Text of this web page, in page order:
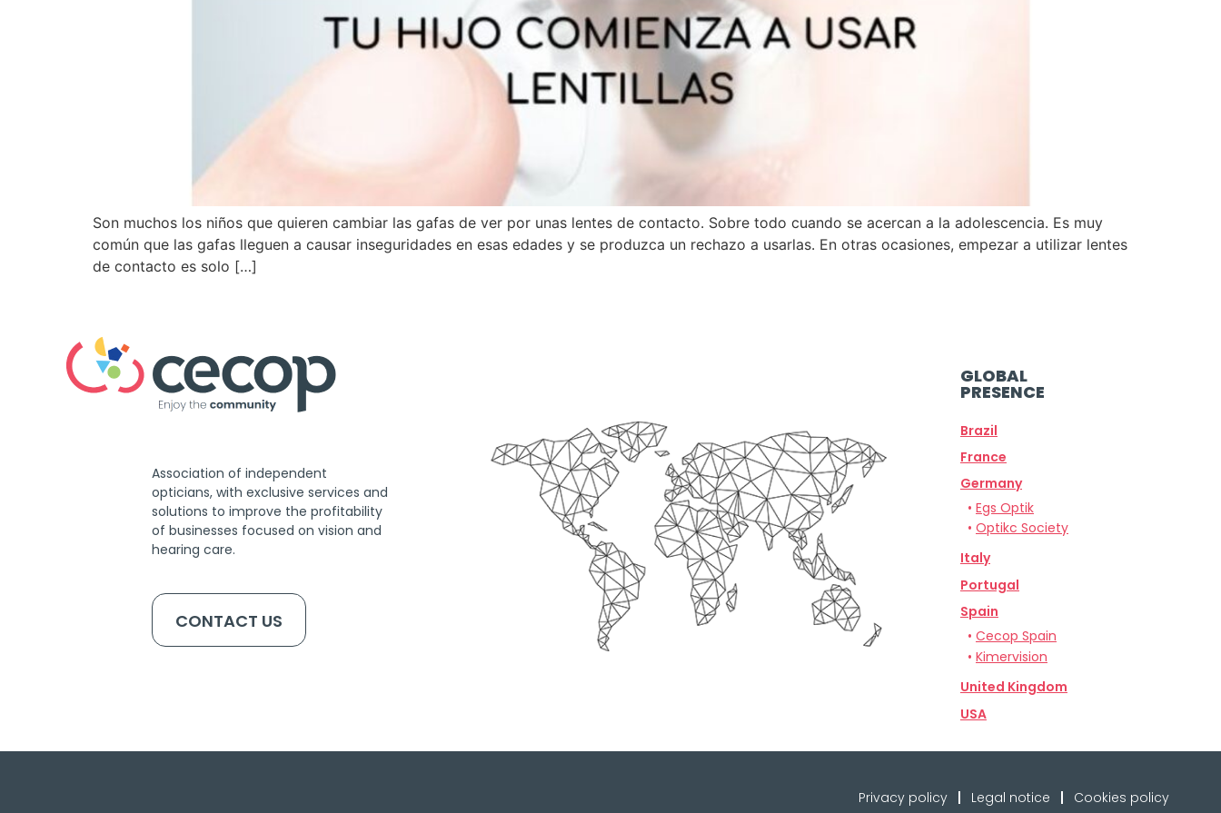
Son muchos los niños que quieren cambiar las gafas de ver por unas lentes de contacto. Sobre todo cuando se acercan a la adolescencia. Es muy
común que las gafas lleguen a causar inseguridades en esas edades y se produzca un rechazo a usarlas. En otras ocasiones, empezar a utilizar lentes
de contacto es solo […]
Association of independent
opticians, with exclusive services and
solutions to improve the profitability
of businesses focused on vision and
hearing care.
CONTACT US
GLOBAL
PRESENCE
Brazil
France
Germany
• Egs Optik
• Optikc Society
Italy
Portugal
Spain
• Cecop Spain
• Kimervision
United Kingdom
USA
Privacy policy Legal notice Cookies policy